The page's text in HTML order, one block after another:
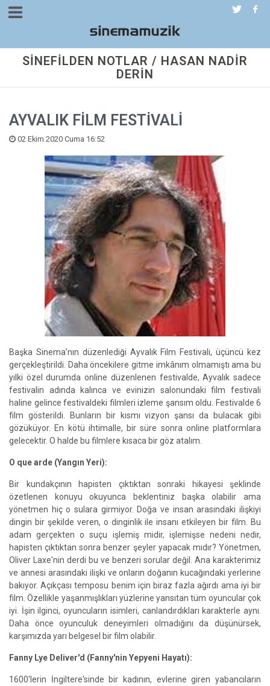
SİNEFİLDEN NOTLAR / HASAN NADİR
DERİN
AYVALIK FİLM FESTİVALİ
02 Ekim 2020 Cuma 16:52
Başka Sinema’nın düzenlediği Ayvalık Film Festivali, üçüncü kez
gerçekleştirildi. Daha öncekilere gitme imkânım olmamıştı ama bu
yılki özel durumda online düzenlenen festivalde, Ayvalık sadece
festivalin adında kalınca ve evinizin salonundaki film festivali
haline gelince festivaldeki filmleri izleme şansım oldu. Festivalde 6
film gösterildi. Bunların bir kısmı vizyon şansı da bulacak gibi
gözüküyor. En kötü ihtimalle, bir süre sonra online platformlara
gelecektir. O halde bu filmlere kısaca bir göz atalım.
O que arde (Yangın Yeri):
Bir kundakçının hapisten çıktıktan sonraki hikayesi şeklinde
özetlenen konuyu okuyunca beklentiniz başka olabilir ama
yönetmen hiç o sulara girmiyor. Doğa ve insan arasındaki ilişkiyi
dingin bir şekilde veren, o dinginlik ile insanı etkileyen bir film. Bu
adam gerçekten o suçu işlemiş midir, işlemişse nedeni nedir,
hapisten çıktıktan sonra benzer şeyler yapacak mıdır? Yönetmen,
Oliver Laxe'nin derdi bu ve benzeri sorular değil. Ana karakterimiz
ve annesi arasındaki ilişki ve onların doğanın kucağındaki yerlerine
bakıyor. Açıkçası temposu benim için biraz fazla ağırdı ama iyi bir
film. Özellikle yaşanmışlıkları yüzlerine yansıtan tüm oyuncular çok
iyi. İşin ilginci, oyuncuların isimleri, canlandırdıkları karakterle aynı.
Daha önce oyunculuk deneyimleri olmadığını da düşünürsek,
karşımızda yarı belgesel bir film olabilir.
Fanny Lye Deliver'd (Fanny'nin Yepyeni Hayatı):
1600'lerin İngiltere'sinde bir kadının, evlerine giren yabancıların